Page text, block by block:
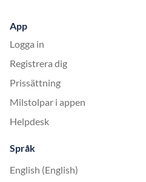
App
Logga in
Registrera dig
Prissättning
Milstolpar i appen
Helpdesk
Språk
English (English)